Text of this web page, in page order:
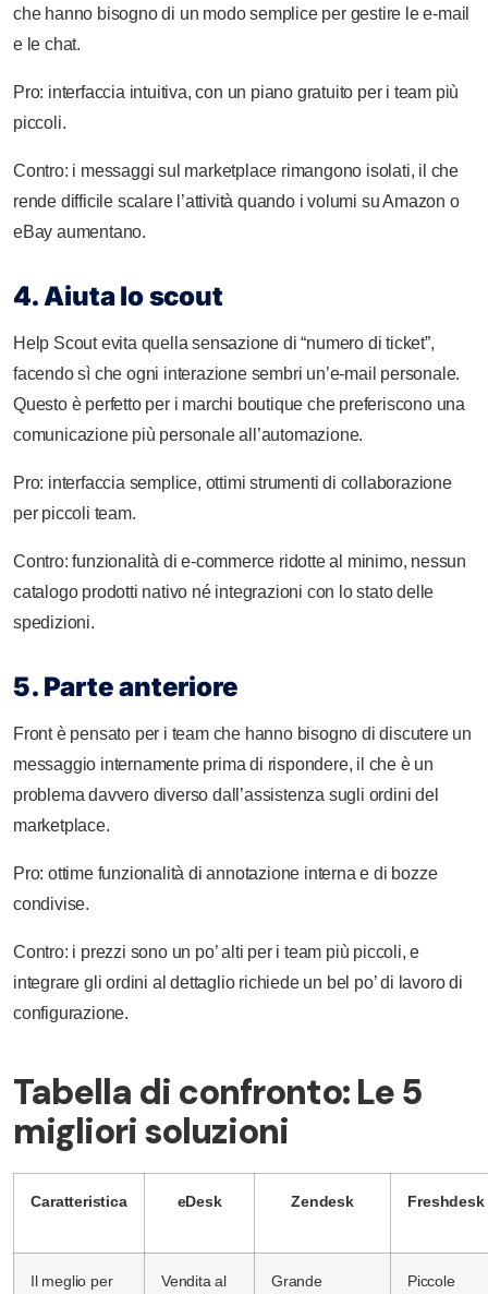
che hanno bisogno di un modo semplice per gestire le e-mail
e le chat.
Pro: interfaccia intuitiva, con un piano gratuito per i team più
piccoli.
Contro: i messaggi sul marketplace rimangono isolati, il che
rende difficile scalare l’attività quando i volumi su Amazon o
eBay aumentano.
4. Aiuta lo scout
Help Scout evita quella sensazione di “numero di ticket”,
facendo sì che ogni interazione sembri un’e-mail personale.
Questo è perfetto per i marchi boutique che preferiscono una
comunicazione più personale all’automazione.
Pro: interfaccia semplice, ottimi strumenti di collaborazione
per piccoli team.
Contro: funzionalità di e-commerce ridotte al minimo, nessun
catalogo prodotti nativo né integrazioni con lo stato delle
spedizioni.
5. Parte anteriore
Front è pensato per i team che hanno bisogno di discutere un
messaggio internamente prima di rispondere, il che è un
problema davvero diverso dall’assistenza sugli ordini del
marketplace.
Pro: ottime funzionalità di annotazione interna e di bozze
condivise.
Contro: i prezzi sono un po’ alti per i team più piccoli, e
integrare gli ordini al dettaglio richiede un bel po’ di lavoro di
configurazione.
Tabella di confronto: Le 5
migliori soluzioni
Caratteristica eDesk Zendesk Freshdesk
Il meglio per
Vendita al
Grande
Piccole